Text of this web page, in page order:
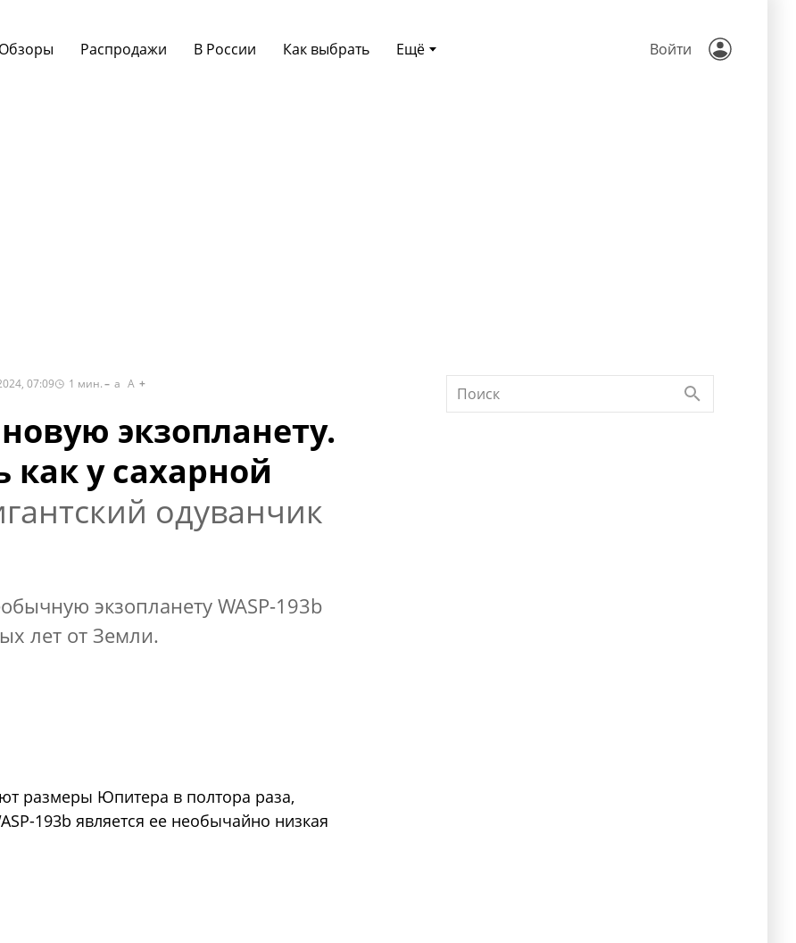
Ещё
Обзоры Распродажи В России Как выбрать Войти
07:09 1 мин. a A
экзопланету.
как у сахарной
одуванчик
экзопланету WASP-193b
лет от Земли.
размеры Юпитера в полтора раза,
193b является ее необычайно низкая